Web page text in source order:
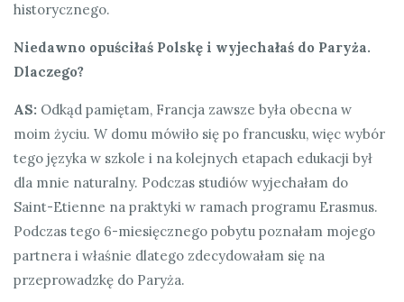
historycznego.
Niedawno opuściłaś Polskę i wyjechałaś do Paryża.
Dlaczego?
AS: Odkąd pamiętam, Francja zawsze była obecna w
moim życiu. W domu mówiło się po francusku, więc wybór
tego języka w szkole i na kolejnych etapach edukacji był
dla mnie naturalny. Podczas studiów wyjechałam do
Saint-Etienne na praktyki w ramach programu Erasmus.
Podczas tego 6-miesięcznego pobytu poznałam mojego
partnera i właśnie dlatego zdecydowałam się na
przeprowadzkę do Paryża.